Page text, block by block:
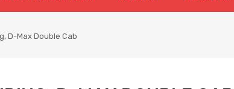
D-Max Double Cab